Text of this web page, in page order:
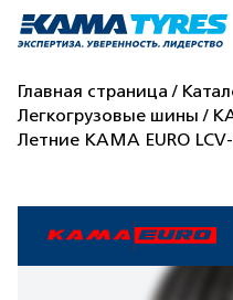
Главная страница
Легкогрузовые шины
Летние КАМА EURO LCV-